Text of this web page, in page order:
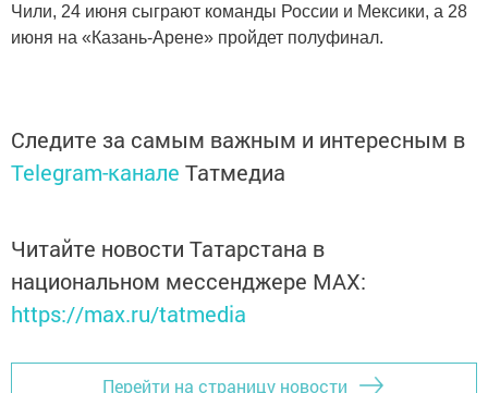
Чили, 24 июня сыграют команды России и Мексики, а 28
июня на «Казань-Арене» пройдет полуфинал.
Следите за самым важным и интересным в
Telegram-канале Татмедиа
Читайте новости Татарстана в
национальном мессенджере MАХ:
https://max.ru/tatmedia
Перейти на страницу новости